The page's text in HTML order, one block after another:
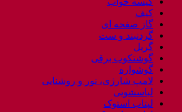
کیف
گاز صفحه ای
گردنبند و ست
گریل
گوشتکوب برقی
گوشواره
لامپ شارژی، نور و روشنایی
لباسشویی
لپتاب استوک